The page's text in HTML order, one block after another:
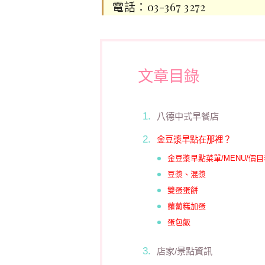
電話：03-367 3272
文章目錄
八德中式早餐店
金豆漿早點在那裡？
金豆漿早點菜單/MENU/價
豆漿、混漿
雙蛋蛋餅
蘿蔔糕加蛋
蛋包飯
店家/景點資訊